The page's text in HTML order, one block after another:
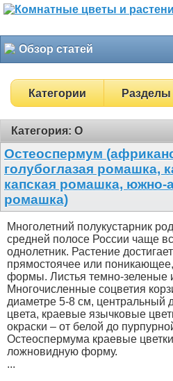
Обзор статей
Категории Разделы
Категория: О
Остеоспермум
голубоглазая ромашка,
капская ромашка, южно-
ромашка)
Многолетний полукустарник
средней полосе России чаще
однолетник. Растение
прямостоячее или
формы. Листья темно-зеленые
Многочисленные соцветия
диаметре 5-8 см, центральный
цвета, краевые язычковые
окраски – от белой до
Остеоспермума краевые
ложновидную форму.
...